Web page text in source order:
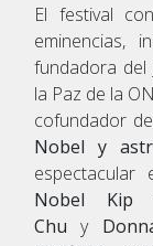
El festival
eminencias,
fundadora del
la Paz de la
cofundador
Nobel y
espectacular
Nobel Kip
Chuy